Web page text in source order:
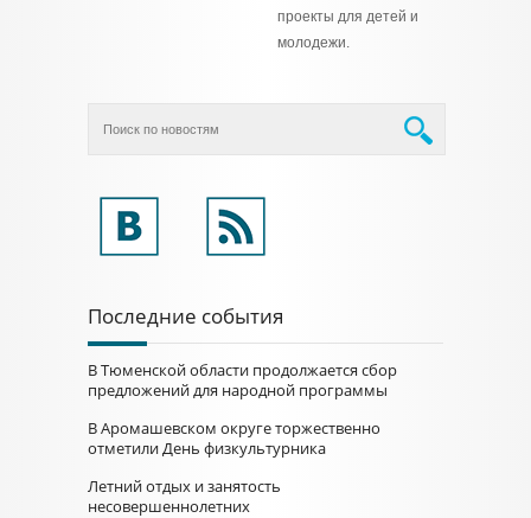
проекты для детей и
молодежи.
Последние события
В Тюменской области продолжается сбор
предложений для народной программы
В Аромашевском округе торжественно
отметили День физкультурника
Летний отдых и занятость
несовершеннолетних